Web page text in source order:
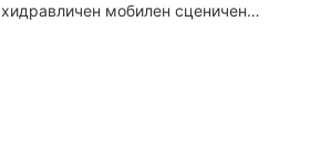
хидравличен мобилен сценичен